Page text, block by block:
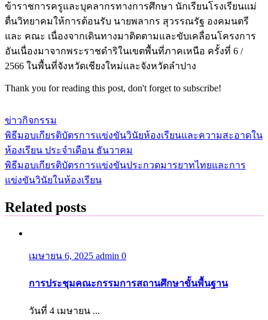
ข้าราชการครูและบุคลากรทางการศึกษา นักเรียนโรงเรียนแม่
ตื่นวิทยาคมให้การต้อนรับ นายพลากร สุวรรณรัฐ องคมนตรี
และ คณะ เนื่องจากเดินทางมาติดตามและขับเคลื่อนโครงการ
อันเนื่องมาจากพระราชดำริในเขตพื้นที่ภาคเหนือ ครั้งที่ 6 /
2566 ในพื้นที่จังหวัดเชียงใหม่และจังหวัดลำปาง
Thank you for reading this post, don't forget to subscribe!
ข่าวกิจกรรม
แนะแนว
เรื่อง
พิธีมอบเกียรติบัตรการแข่งขันวินัยห้องเรียนและความสะอาดใน
ห้องเรียน ประจำเดือน ธันวาคม
พิธีมอบเกียรติบัตรการแข่งขันประกวดมารยาทไทยและการ
แข่งขันวินัยในห้องเรียน
Related posts
เมษายน 6, 2025 admin 0
การประชุมคณะกรรมการสถานศึกษาขั้นพื้นฐาน
วันที่ 4 เมษายน ...